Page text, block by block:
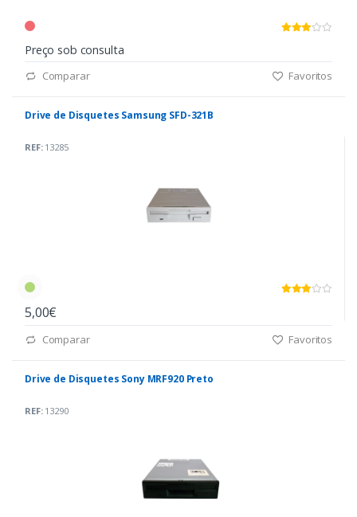
Preço sob consulta
Comparar Favoritos
Drive de Disquetes Samsung SFD-321B
REF:13285
5,00€
Comparar Favoritos
Drive de Disquetes Sony MRF920 Preto
REF:13290